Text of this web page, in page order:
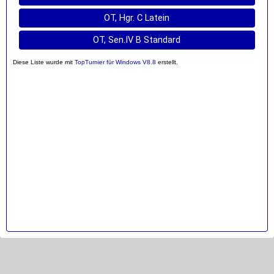
OT, Hgr. C Latein
OT, Sen.IV B Standard
Diese Liste wurde mit TopTurnier für Windows V8.8 erstellt.